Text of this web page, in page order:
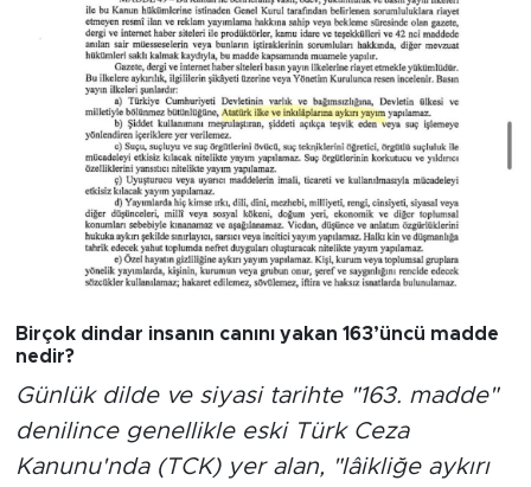
Birçok dindar insanın canını yakan 163’üncü madde
nedir?
Günlük dilde ve siyasi tarihte "163. madde"
denilince genellikle eski Türk Ceza
Kanunu'nda (TCK) yer alan, "lâikliğe aykırı